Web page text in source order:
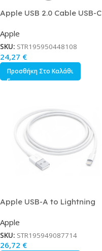
Apple USB 2.0 Cable USB-C
Apple
SKU: STR195950448108
24,27 €
Προσθήκη Στο Καλάθι
Apple USB-A to Lightning
Apple
SKU: STR195949087714
26,72 €